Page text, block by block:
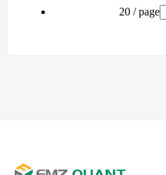
20 / page